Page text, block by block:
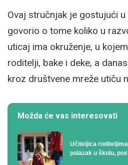
Ovaj stručnjak je gostujući
govorio o tome koliko u
uticaj ima okruženje, u
roditelji, bake i deke, a
kroz društvene mreže utiču
Možda će vas interesovati
Učiteljica
polazak u školu,